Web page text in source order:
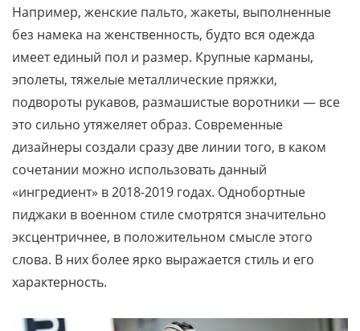
Например, женские пальто, жакеты, выполненные
без намека на женственность, будто вся одежда
имеет единый пол и размер. Крупные карманы,
эполеты, тяжелые металлические пряжки,
подвороты рукавов, размашистые воротники — все
это сильно утяжеляет образ. Современные
дизайнеры создали сразу две линии того, в каком
сочетании можно использовать данный
«ингредиент» в 2018-2019 годах. Однобортные
пиджаки в военном стиле смотрятся значительно
эксцентричнее, в положительном смысле этого
слова. В них более ярко выражается стиль и его
характерность.